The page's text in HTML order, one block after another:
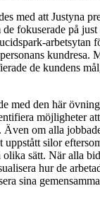
med att Justyna
fokuserade på just
arbetsytan
kundresa.
de kundens
med den här
möjligheter
Även om alla
uppstått silor
olika sätt. När alla
hur de
sina